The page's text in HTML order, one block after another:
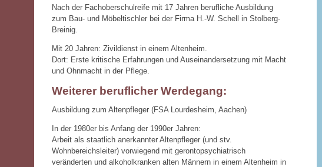
Nach der Fachoberschulreife mit 17 Jahren berufliche Ausbildung
zum Bau- und Möbeltischler bei der Firma H.-W. Schell in Stolberg-
Breinig.
Mit 20 Jahren: Zivildienst in einem Altenheim.
Dort: Erste kritische Erfahrungen und Auseinandersetzung mit Macht
und Ohnmacht in der Pflege.
Weiterer beruflicher Werdegang:
Ausbildung zum Altenpfleger (FSA Lourdesheim, Aachen)
In der 1980er bis Anfang der 1990er Jahren:
Arbeit als staatlich anerkannter Altenpfleger (und stv.
Wohnbereichsleiter) vorwiegend mit gerontopsychiatrisch
veränderten und alkoholkranken alten Männern in einem Altenheim in